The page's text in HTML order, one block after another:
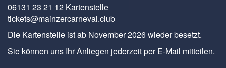
06131 23 21 12 Kartenstelle
tickets@mainzercarneval.club
Die Kartenstelle ist ab November 2026 wieder besetzt.
Sie können uns Ihr Anliegen jederzeit per E-Mail mitteilen.